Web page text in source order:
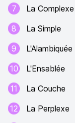
7
La Complexe
8
La Simple
9
L'Alambiquée
10
L'Ensablée
11
La Couche
12
La Perplexe